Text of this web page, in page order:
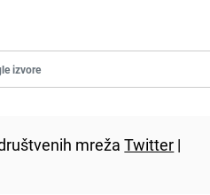
izvore
mrežaTwitter |